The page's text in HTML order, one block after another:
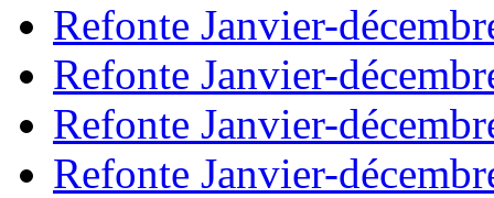
Refonte Janvier-
Refonte Janvier-
Refonte Janvier-
Refonte Janvier-